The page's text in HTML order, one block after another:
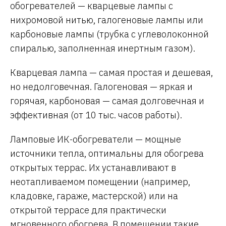
обогревателей — кварцевые лампы с
нихромовой нитью, галогеновые лампы или
карбоновые лампы (трубка с углеволоконной
спиралью, заполненная инертным газом).
Кварцевая лампа — самая простая и дешевая,
но недолговечная. Галогеновая — яркая и
горячая, карбоновая — самая долговечная и
эффективная (от 10 тыс. часов работы).
Ламповые ИК-обогреватели — мощные
источники тепла, оптимальны для обогрева
открытых террас. Их устанавливают в
неотапливаемом помещении (например,
кладовке, гараже, мастерской) или на
открытой террасе для практически